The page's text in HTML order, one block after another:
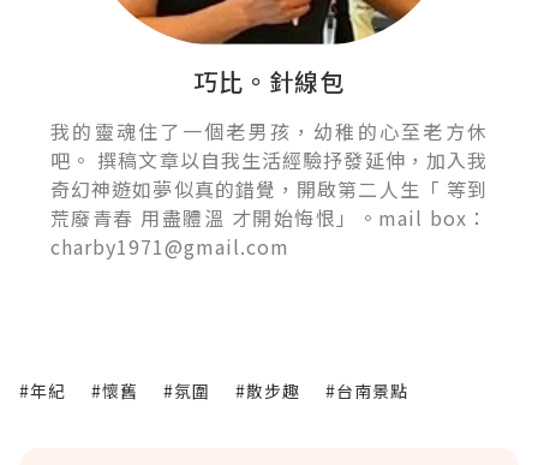
巧比。針線包
我的靈魂住了一個老男孩，幼稚的心至老方休
吧。 撰稿文章以自我生活經驗抒發延伸，加入我
奇幻神遊如夢似真的錯覺，開啟第二人生「 等到
荒廢青春 用盡體溫 才開始悔恨」。mail box：
charby1971@gmail.com
#年紀 #懷舊 #氛圍 #散步趣 #台南景點